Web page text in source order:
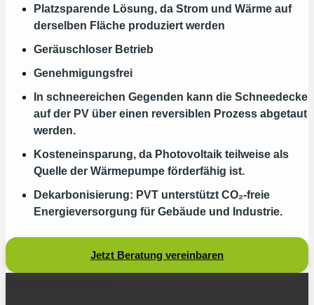
Platzsparende Lösung, da Strom und Wärme auf
derselben Fläche produziert werden
Geräuschloser Betrieb
Genehmigungsfrei
In schneereichen Gegenden kann die Schneedecke
auf der PV über einen reversiblen Prozess abgetaut
werden.
Kosteneinsparung, da Photovoltaik teilweise als
Quelle der Wärmepumpe förderfähig ist.
Dekarbonisierung: PVT unterstützt CO₂-freie
Energieversorgung für Gebäude und Industrie.
Jetzt Beratung vereinbaren